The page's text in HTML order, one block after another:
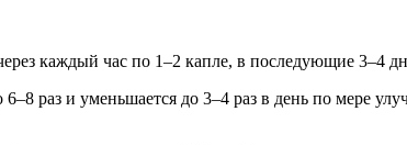
каждый час по 1–2 капле, в последующие 3–4
раз и уменьшается до 3–4 раз в день по мере